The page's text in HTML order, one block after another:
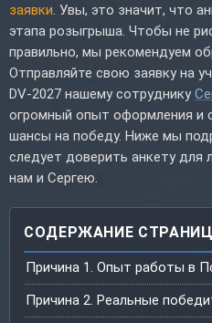
заявки . Увы, это значит, что
этапа розыгрыша. Чтобы не
правильно, мы рекомендуем
Отправляйте свою заявку на
DV-2027 нашему сотруднику
огромный опыт оформления и
шансы на победу. Ниже мы
следует доверить анкету для
нам и Сергею.
СОДЕРЖАНИЕ
Причина 1. Опыт работы в
Причина 2. Реальные